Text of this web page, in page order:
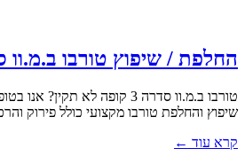
החלפת / שיפוץ טורבו ב.מ.וו סדרה
טורבו ב.מ.וו סדרה 3 קופה לא
שיפוץ והחלפת טורבו מקצועי כולל פירוק
קרא עוד ←